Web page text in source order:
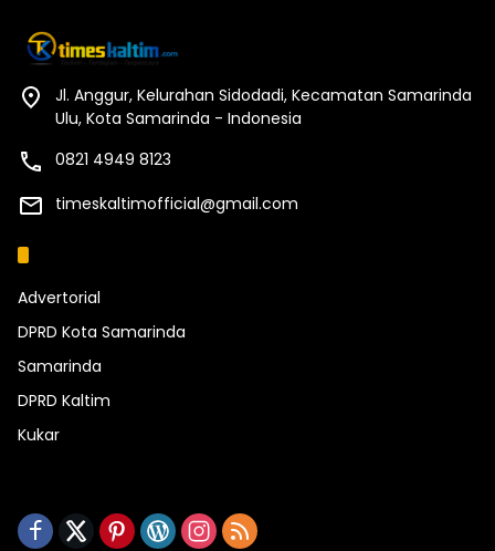
Jl. Anggur, Kelurahan Sidodadi, Kecamatan Samarinda
Ulu, Kota Samarinda - Indonesia
0821 4949 8123
timeskaltimofficial@gmail.com
Advertorial
DPRD Kota Samarinda
Samarinda
DPRD Kaltim
Kukar